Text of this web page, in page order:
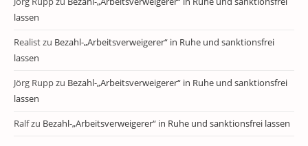
lassen
Realistzu Bezahl-„Arbeitsverweigerer“ in Ruhe und sanktionsfrei
lassen
Jörg Ruppzu Bezahl-„Arbeitsverweigerer“ in Ruhe und sanktionsfrei
lassen
Ralfzu Bezahl-„Arbeitsverweigerer“ in Ruhe und sanktionsfrei lassen